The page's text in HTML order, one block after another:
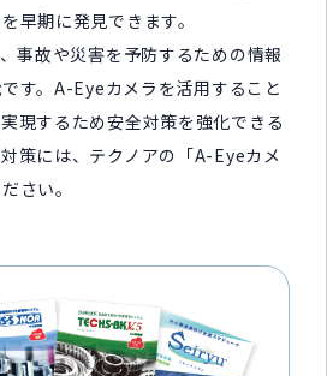
早期に発見できます。
事故や災害を予防するための情報
す。A-Eyeカメラを活用すること
現するため安全対策を強化できる
策には、テクノアの「A-Eyeカメ
さい。